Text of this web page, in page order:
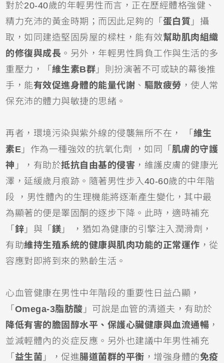
對於20-40歲的年輕男性而言，正在歷經體格強健、
精力充沛的黃金時期；而因此足夠的「 蛋白質 」攝
取，如同建造堅固房屋的樑柱，能有效幫助肌肉組織
的修復與成長 。另外，年輕男性肩負工作與生活的多
重壓力，「 維生素B群 」則扮演著不可或缺的幕後推
手，能有效促進身體的能量代謝 、 驅散疲勞 ，使人常
保充沛的體力與敏捷的思緒。
再者，環境污染與紫外線的侵襲無所不在， 「 維生
素E 」作為一種強效的抗氧化劑 ，如同「 肌膚的守護
神 」，有助於抵抗自由基的侵害 ，維護皮膚的健康光
澤，延緩歲月痕跡。隨著男性步入40-60歲的中年階
段 ，男性體內的生理機能將逐漸產生變化，其中最
為顯著的便是睪固酮的逐步下降。此時，適時補充
「 鋅 」與「 鎂 」 ，猶如為健康的引擎注入潤滑劑，
有助維持生殖系統的健康與肌肉功能的正常運作 ，從
容應對即將到來的熟齡生活。
心血管健康在男性中年階段的重要性日益凸顯，
「 Omega-3脂肪酸 」可說是血管的清道夫，有助於
降低有害的膽固醇水平、保護心臟健康與血流通暢 ，
並減輕體內的炎症反應。另外也建議中年男性補充
「 益生菌 」，促進腸道菌群的平衡 ，增強身體的免疫